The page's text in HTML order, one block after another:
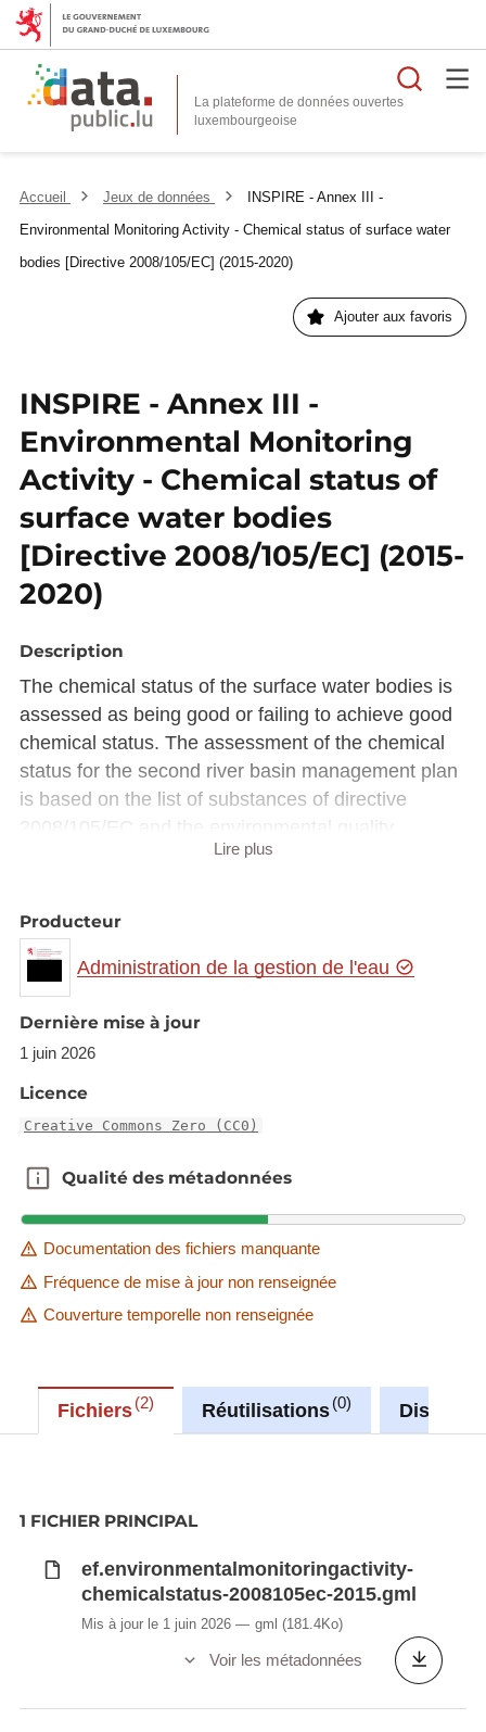
La plateforme de données ouvertes
Accueil Jeux de données
INSPIRE - Annex III -
Environmental Monitoring Activity - Chemical status of surface water
bodies [Directive 2008/105/EC] (2015-2020)
Ajouter aux favoris
INSPIRE - Annex III -
Environmental Monitoring
Activity - Chemical status of
surface water bodies
[Directive 2008/105/EC] (2015-
2020)
Description
The chemical status of the surface water bodies is
assessed as being good or failing to achieve good
chemical status. The assessment of the chemical
status for the second river basin management plan
is based on the list of substances of directive
2008/105/EC and the environmental quality
standards established by the new directive
Description copied from
catalog.inspire.geoportail.lu.
Lire plus
Producteur
Administration de la gestion de l'eau
Dernière mise à jour
1 juin 2026
Licence
Creative Commons Zero (CC0)
Qualité des métadonnées
Qualité des métadonnées
Documentation des fichiers manquante
Fréquence de mise à jour non renseignée
Couverture temporelle non renseignée
Fichiers 2 Réutilisations 0
1 FICHIER PRINCIPAL
ef.environmentalmonitoringactivity-
chemicalstatus-2008105ec-2015.gml
Mis à jour le 1 juin 2026 gml (181.4Ko)
Voir les métadonnées